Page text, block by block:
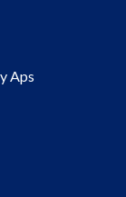
Aps